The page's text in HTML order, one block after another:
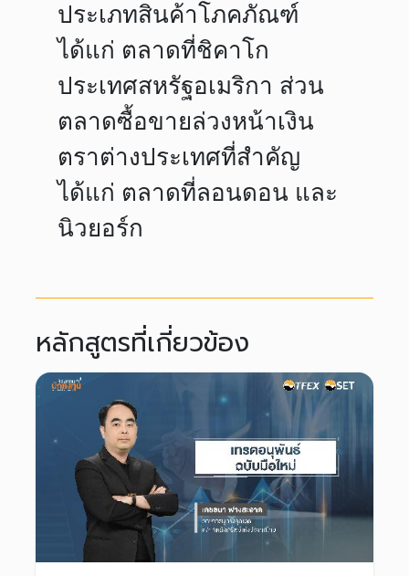
ประเภทสินค้าโภคภัณฑ์
ได้แก่ ตลาดที่ชิคาโก
ประเทศสหรัฐอเมริกา ส่วน
ตลาดซื้อขายล่วงหน้าเงิน
ตราต่างประเทศที่สำคัญ
ได้แก่ ตลาดที่ลอนดอน และ
นิวยอร์ก
หลักสูตรที่เกี่ยวข้อง